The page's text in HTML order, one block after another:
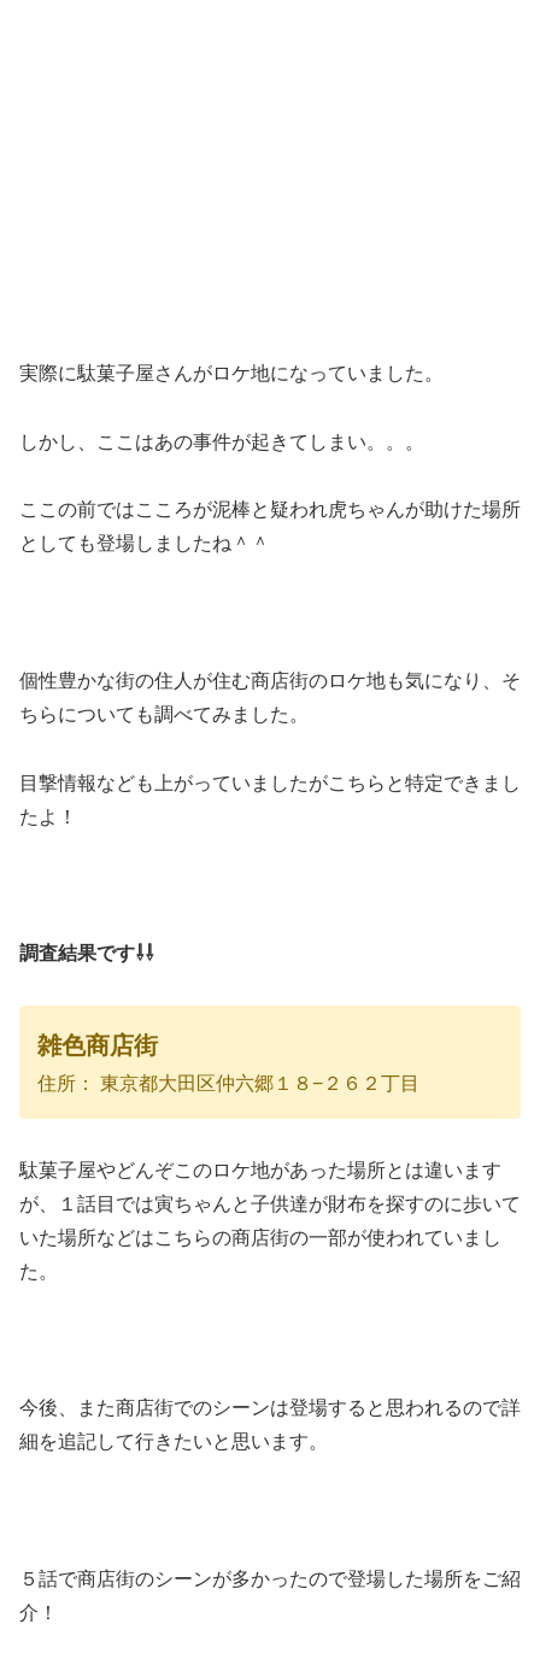
実際に駄菓子屋さんがロケ地になっていました。
しかし、ここはあの事件が起きてしまい。。。
ここの前ではこころが泥棒と疑われ虎ちゃんが助けた場所
としても登場しましたね＾＾
個性豊かな街の住人が住む商店街のロケ地も気になり、そ
ちらについても調べてみました。
目撃情報なども上がっていましたがこちらと特定できまし
たよ！
調査結果です⇩⇩
雑色商店街
住所： 東京都大田区仲六郷１８−２６２丁目
駄菓子屋やどんぞこのロケ地があった場所とは違います
が、１話目では寅ちゃんと子供達が財布を探すのに歩いて
いた場所などはこちらの商店街の一部が使われていまし
た。
今後、また商店街でのシーンは登場すると思われるので詳
細を追記して行きたいと思います。
５話で商店街のシーンが多かったので登場した場所をご紹
介！